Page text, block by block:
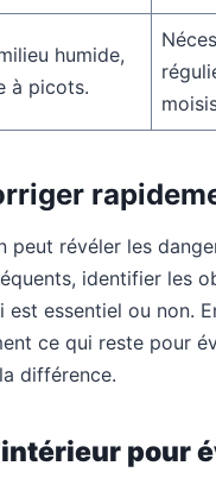
humide,
à picots.
révéler les
identifier les
essentiel ou non.
ce qui reste pour
différence.
pour